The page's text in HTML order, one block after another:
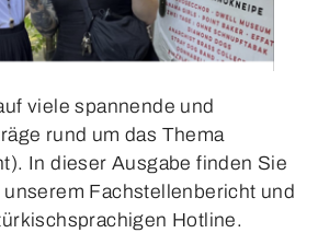
viele spannende und
rund um das Thema
In dieser Ausgabe finden Sie
Fachstellenbericht und
Hotline.